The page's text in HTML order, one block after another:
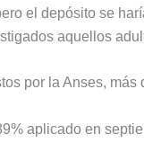
el depósito se
aquellos
por la Anses,
aplicado en